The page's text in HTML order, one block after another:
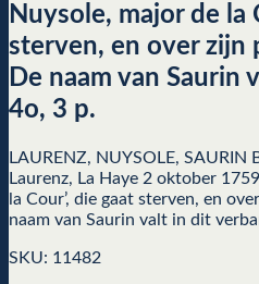
Nuysole, major de la
sterven, en over zijn
De naam van Saurin
4o, 3 p.
LAURENZ, NUYSOLE, SAURIN
Laurenz, La Haye 2 oktober
la Cour’, die gaat sterven, en
naam van Saurin valt in dit
SKU: 11482